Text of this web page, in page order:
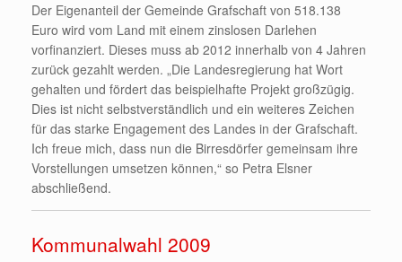
Der Eigenanteil der Gemeinde Grafschaft von 518.138
Euro wird vom Land mit einem zinslosen Darlehen
vorfinanziert. Dieses muss ab 2012 innerhalb von 4 Jahren
zurück gezahlt werden. „Die Landesregierung hat Wort
gehalten und fördert das beispielhafte Projekt großzügig.
Dies ist nicht selbstverständlich und ein weiteres Zeichen
für das starke Engagement des Landes in der Grafschaft.
Ich freue mich, dass nun die Birresdörfer gemeinsam ihre
Vorstellungen umsetzen können,“ so Petra Elsner
abschließend.
Kommunalwahl 2009